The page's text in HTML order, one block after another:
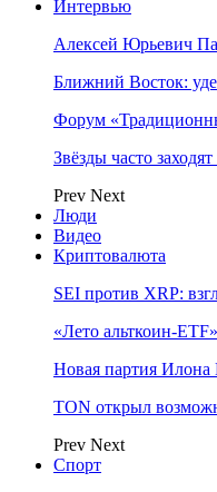
Интервью
Алексей Юрьевич
Ближний Восток:
Форум
Звёзды часто
Prev Next
Люди
Видео
Криптовалюта
SEI против XRP:
«Лето альткоин-
Новая партия Илона
TON открыл
Prev Next
Спорт